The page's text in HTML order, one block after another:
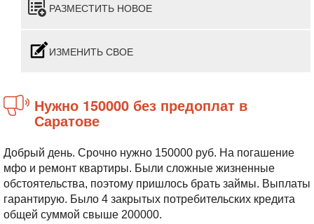
РАЗМЕСТИТЬ НОВОЕ
ИЗМЕНИТЬ СВОЕ
Нужно 150000 без предоплат в
Саратове
Добрый день. Срочно нужно 150000 руб. На погашение
мфо и ремонт квартиры. Были сложные жизненные
обстоятельства, поэтому пришлось брать займы. Выплаты
гарантирую. Было 4 закрытых потребительских кредита
общей суммой свыше 200000.